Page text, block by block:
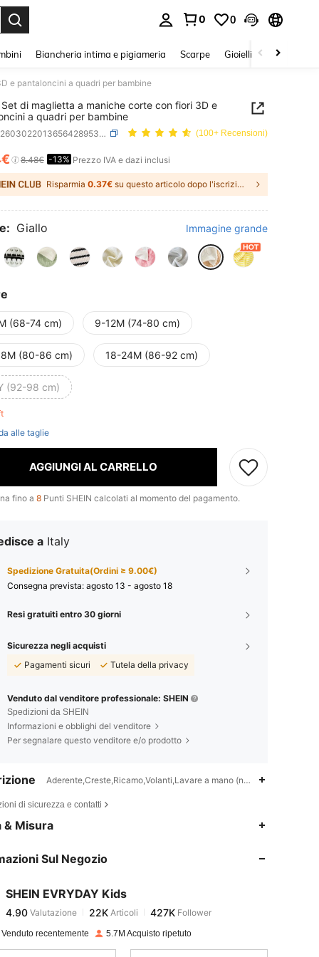
0 0
Biancheria intima e pigiameria Scarpe Gioielli E Accessori
e pantaloncini a quadri per bambine
Set di maglietta a maniche corte con fiori 3D e
a quadri per bambine
SKU: sa260302201365642895375 (100+ Recensioni)
AND AVAILABILITY
8.48€ -13% Prezzo IVA e dazi inclusi
Risparmia 0.37€ su questo articolo dopo l'iscrizione.
Giallo Immagine grande
(68-74 cm) 9-12M (74-80 cm)
(80-86 cm) 18-24M (86-92 cm)
(92-98 cm)
alle taglie
AGGIUNGI AL CARRELLO
fino a 8 Punti SHEIN calcolati al momento del pagamento.
a Italy
Spedizione Gratuita(Ordini ≥ 9.00€)
Consegna prevista: agosto 13 - agosto 18
Resi gratuiti entro 30 giorni
Sicurezza negli acquisti
Pagamenti sicuri
Tutela della privacy
Venduto dal venditore professionale: SHEIN
Spedizioni da SHEIN
Informazioni e obblighi del venditore
Per segnalare questo venditore e/o prodotto
Aderente,Creste,Ricamo,Volanti,Lavare a mano (non lavare a secco)
di sicurezza e contatti
& Misura
Sul Negozio
SHEIN EVRYDAY Kids
4.90 22K
4.90 22K Articoli
f***ipagato 1 giorno fa
recentemente 5.7M Acquisto ripetuto